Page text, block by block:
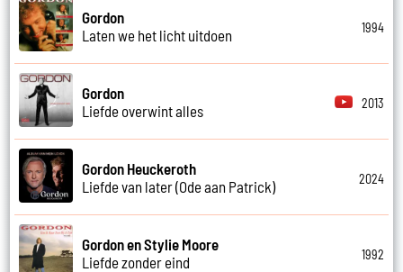
Gordon
Laten we het licht uitdoen
1994
Gordon
Liefde overwint alles
2013
Gordon Heuckeroth
Liefde van later (Ode aan Patrick)
2024
Gordon en Stylie Moore
Liefde zonder eind
1992